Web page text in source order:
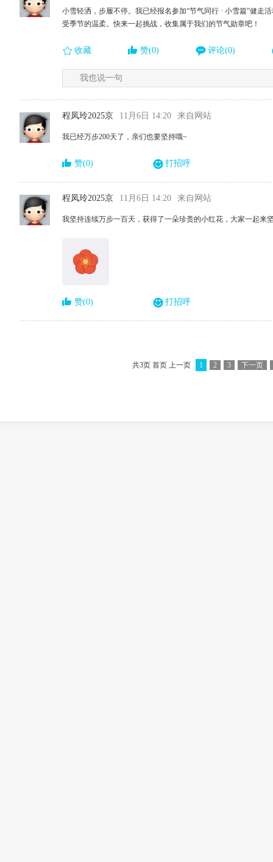
小雪轻洒，步履不停。我已经报名参加“节气同行 · 小雪篇”健走
受季节的温柔。快来一起挑战，收集属于我们的节气勋章吧！
收藏 赞(0) 评论(0)
我也说一句
程凤玲2025京 11月6日 14:20 来自网站
我已经万步200天了，亲们也要坚持哦~
赞(0) 打招呼
程凤玲2025京 11月6日 14:20 来自网站
我坚持连续万步一百天，获得了一朵珍贵的小红花，大家一起来
赞(0) 打招呼
共3页 首页 上一页 1 2 3 下一页